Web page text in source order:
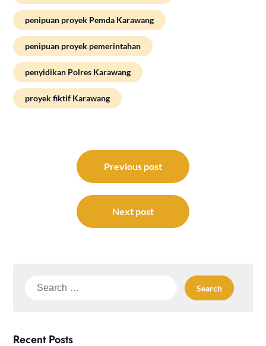
penipuan proyek Pemda Karawang
penipuan proyek pemerintahan
penyidikan Polres Karawang
proyek fiktif Karawang
navigation
Previous post
Next post
Search
Recent Posts